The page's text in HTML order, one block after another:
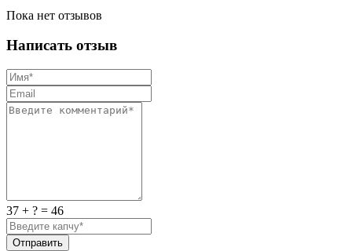
Пока нет отзывов
Написать отзыв
37 + ? = 46
Отправить